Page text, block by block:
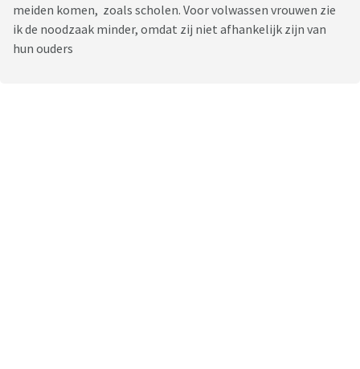
meiden komen, zoals scholen. Voor volwassen vrouwen zie
ik de noodzaak minder, omdat zij niet afhankelijk zijn van
hun ouders